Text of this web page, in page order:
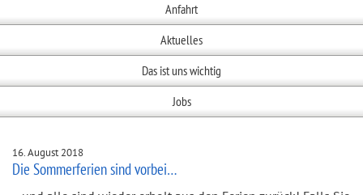
Anfahrt
Aktuelles
Das ist uns wichtig
Jobs
16. August 2018
Die Sommerferien sind vorbei…